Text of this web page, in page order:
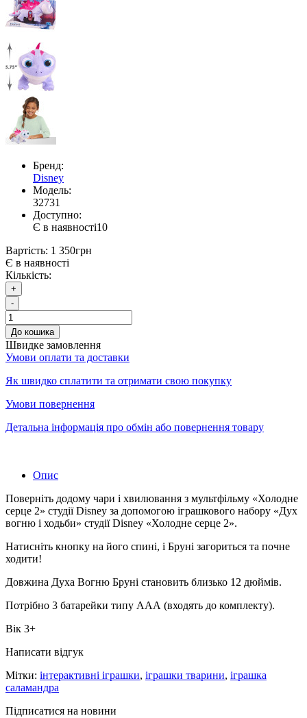
Бренд:
Disney
Модель:
32731
Доступно:
Є в наявності10
Вартість: 1 350грн
Є в наявності
Кількість:
+
-
До кошика
Швидке замовлення
Умови оплати та доставки
Як швидко сплатити та отримати свою покупку
Умови повернення
Детальна інформація про обмін або повернення товару
Опис
Поверніть додому чари і хвилювання з мультфільму «Холодне
серце 2» студії Disney за допомогою іграшкового набору «Дух
вогню і ходьби» студії Disney «Холодне серце 2».
Натисніть кнопку на його спині, і Бруні загориться та почне
ходити!
Довжина Духа Вогню Бруні становить близько 12 дюймів.
Потрібно 3 батарейки типу ААА (входять до комплекту).
Вік 3+
Написати відгук
Мітки: інтерактивні іграшки, іграшки тварини, іграшка
саламандра
Підписатися на новини